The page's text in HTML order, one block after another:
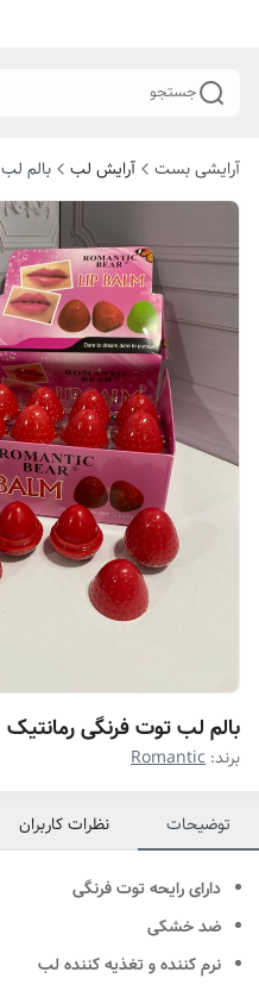
جستجو
آرایشی بست آرایش لب بالم لب
بالم لب توت فرنگی رمانتیک
برند: Romantic
توضیحات نظرات کاربران
​​​​​​دارای رایحه توت فرنگی
ضد خشکی
نرم کننده و تغذیه کننده لب